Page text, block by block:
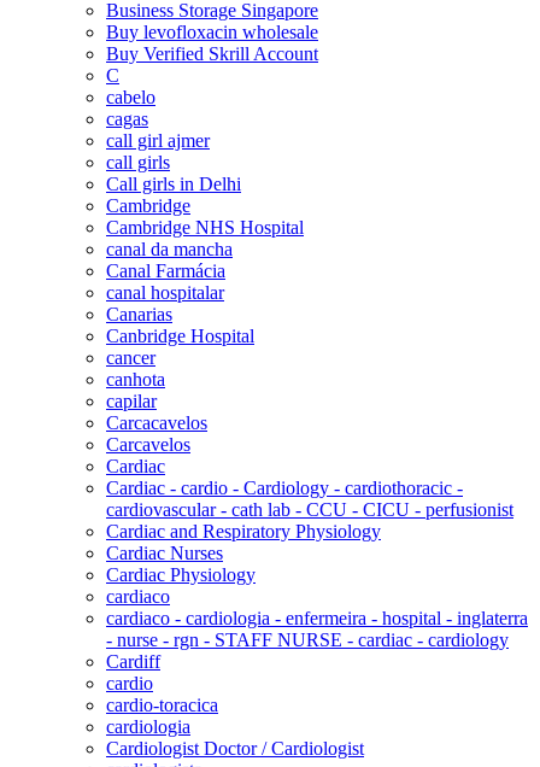
Business Storage Singapore
Buy levofloxacin wholesale
Buy Verified Skrill Account
C
cabelo
cagas
call girl ajmer
call girls
Call girls in Delhi
Cambridge
Cambridge NHS Hospital
canal da mancha
Canal Farmácia
canal hospitalar
Canarias
Canbridge Hospital
cancer
canhota
capilar
Carcacavelos
Carcavelos
Cardiac
Cardiac - cardio - Cardiology - cardiothoracic -
cardiovascular - cath lab - CCU - CICU - perfusionist
Cardiac and Respiratory Physiology
Cardiac Nurses
Cardiac Physiology
cardiaco
cardiaco - cardiologia - enfermeira - hospital - inglaterra
- nurse - rgn - STAFF NURSE - cardiac - cardiology
Cardiff
cardio
cardio-toracica
cardiologia
Cardiologist Doctor / Cardiologist